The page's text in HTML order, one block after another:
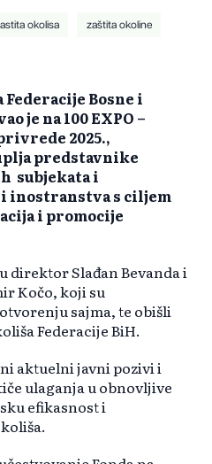
okolisa zaštita okoline
Bosne i
je na 100 EXPO –
2025.,
predstavnike
subjekata i
inostranstva s ciljem
i promocije
direktor Slađan Bevanda i
Kočo, koji su
sajma, te obišli
Federacije BiH.
aktuelni javni pozivi i
ulaganja u obnovljive
efikasnost i